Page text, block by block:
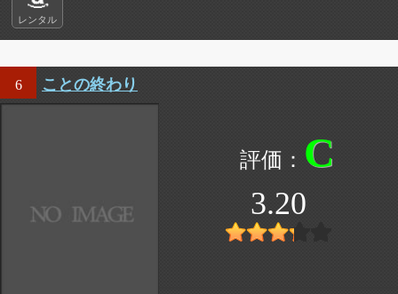
レンタル
6 ことの終わり
C
3.20